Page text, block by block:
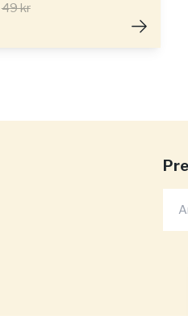
49 kr